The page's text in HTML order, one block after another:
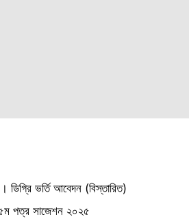
ডিগ্রি ভর্তি আবেদন (বিস্তারিত)
৫ম পত্র সাজেশন ২০২৫